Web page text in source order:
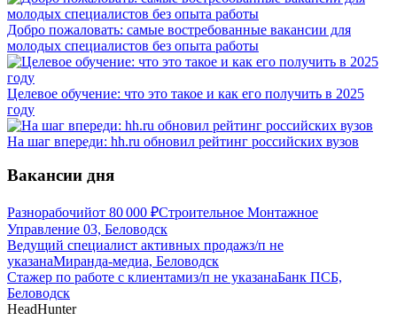
Добро пожаловать: самые востребованные вакансии для
молодых специалистов без опыта работы
Целевое обучение: что это такое и как его получить в 2025
году
На шаг впереди: hh.ru обновил рейтинг российских вузов
Вакансии дня
Разнорабочийот 80 000 ₽Строительное Монтажное
Управление 03, Беловодск
Ведущий специалист активных продажз/п не
указанаМиранда-медиа, Беловодск
Стажер по работе с клиентамиз/п не указанаБанк ПСБ,
Беловодск
HeadHunter